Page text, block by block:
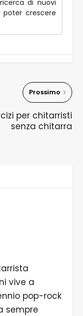
di nuovi
poter crescere
Prossimo
per chitarristi
senza chitarra
vive a
pop-rock
sempre